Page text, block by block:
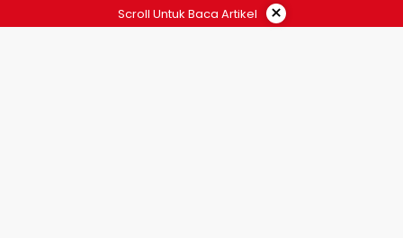
Scroll Untuk Baca Artikel ×